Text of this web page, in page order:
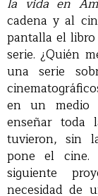
cadena y al
pantalla el
serie. ¿Quién
una serie
en un medio
enseñar toda
tuvieron, sin
pone el cine.
siguiente
necesidad de